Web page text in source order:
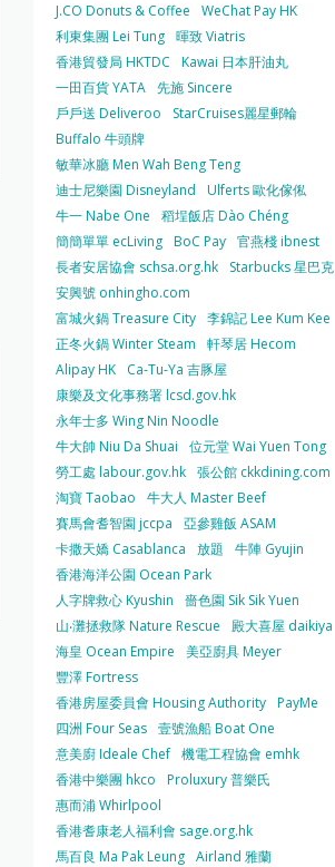
J.CO Donuts & Coffee
WeChat Pay HK
利東集團 Lei Tung 暉致 Viatris
香港貿發局 HKTDC
Kawai 日本肝油丸
一田百貨 YATA 先施 Sincere
戶戶送 Deliveroo
StarCruises麗星郵輪
Buffalo 牛頭牌
敏華冰廳 Men Wah Beng Teng
迪士尼樂園 Disneyland
Ulferts 歐化傢俬
牛一 Nabe One
稻埕飯店 Dào Chéng
簡簡單單 ecLiving BoC Pay 官燕棧 ibnest
長者安居協會 schsa.org.hk
Starbucks 星巴克
安興號 onhingho.com
富城火鍋 Treasure City 李錦記 Lee Kum Kee
正冬火鍋 Winter Steam
軒琴居 Hecom
Alipay HK
Ca-Tu-Ya 吉豚屋
康樂及文化事務署 lcsd.gov.hk
永年士多 Wing Nin Noodle
牛大帥 Niu Da Shuai
位元堂 Wai Yuen Tong
勞工處 labour.gov.hk 張公館 ckkdining.com
淘寶 Taobao
牛大人 Master Beef
賽馬會耆智園 jccpa
亞參雞飯 ASAM
卡撒天嬌 Casablanca
放題
牛陣 Gyujin
香港海洋公園 Ocean Park
人字牌救心 Kyushin
嗇色園 Sik Sik Yuen
山‧灘拯救隊 Nature Rescue
殿大喜屋 daikiya
海皇 Ocean Empire
美亞廚具 Meyer
豐澤 Fortress
香港房屋委員會 Housing Authority PayMe
四洲 Four Seas 壹號漁船 Boat One
意美廚 Ideale Chef 機電工程協會 emhk
香港中樂團 hkco
Proluxury 普樂氏
惠而浦 Whirlpool
香港耆康老人福利會 sage.org.hk
馬百良 Ma Pak Leung Airland 雅蘭